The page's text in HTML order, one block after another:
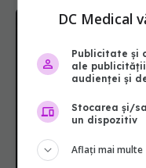
7 motive pentru
noaptea
23 ian 2026, 20:24
DC Medical
Publicitate și
ale
audienței și
Stocarea și/
un dispozitiv
Aflați mai multe